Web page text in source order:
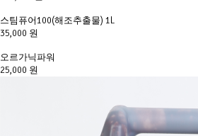
스팀퓨어100(해조추출물) 1L
35,000 원
오르가닉파워
25,000 원